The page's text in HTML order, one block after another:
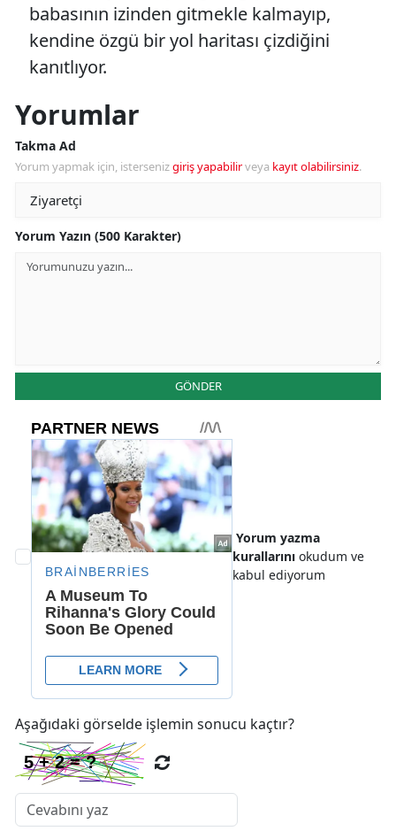
babasının izinden gitmekle kalmayıp,
kendine özgü bir yol haritası çizdiğini
kanıtlıyor.
Yorumlar
Takma Ad
Yorum yapmak için, istersenizgiriş yapabilirveya kayıt olabilirsiniz.
Yorum Yazın (500 Karakter)
GÖNDER
Yorum yazma
kurallarınıokudum ve
kabul ediyorum
Aşağıdaki görselde işlemin sonucu kaçtır?